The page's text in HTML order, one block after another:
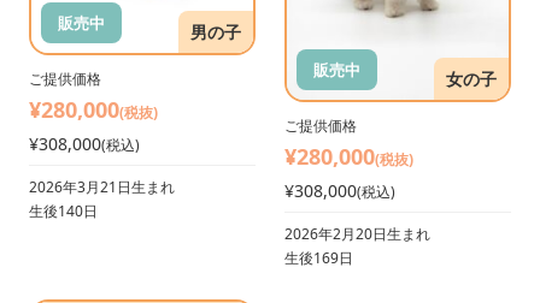
販売中 男の子
ご提供価格
¥280,000(税抜)
¥308,000(税込)
2026年3月21日生まれ
生後140日
販売中 女の子
ご提供価格
¥280,000(税抜)
¥308,000(税込)
2026年2月20日生まれ
生後169日